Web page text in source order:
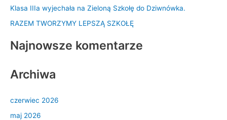
lKlasa IIIa wyjechała na Zieloną Szkołę do Dziwnówka.
RAZEM TWORZYMY LEPSZĄ SZKOŁĘ
Najnowsze komentarze
Archiwa
czerwiec 2026
maj 2026